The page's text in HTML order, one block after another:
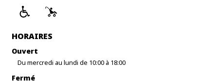
HORAIRES
Ouvert
Du mercredi au lundi de 10:00 à 18:00
Fermé